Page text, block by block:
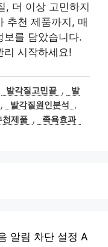
더 이상 고민하지
추천 제품까지, 매
보를 담았습니다.
리 시작하세요!
발각질고민끝 ,
발
, 발각질원인분석
,
천제품 , 족욕효과
알림 차단 설정 A